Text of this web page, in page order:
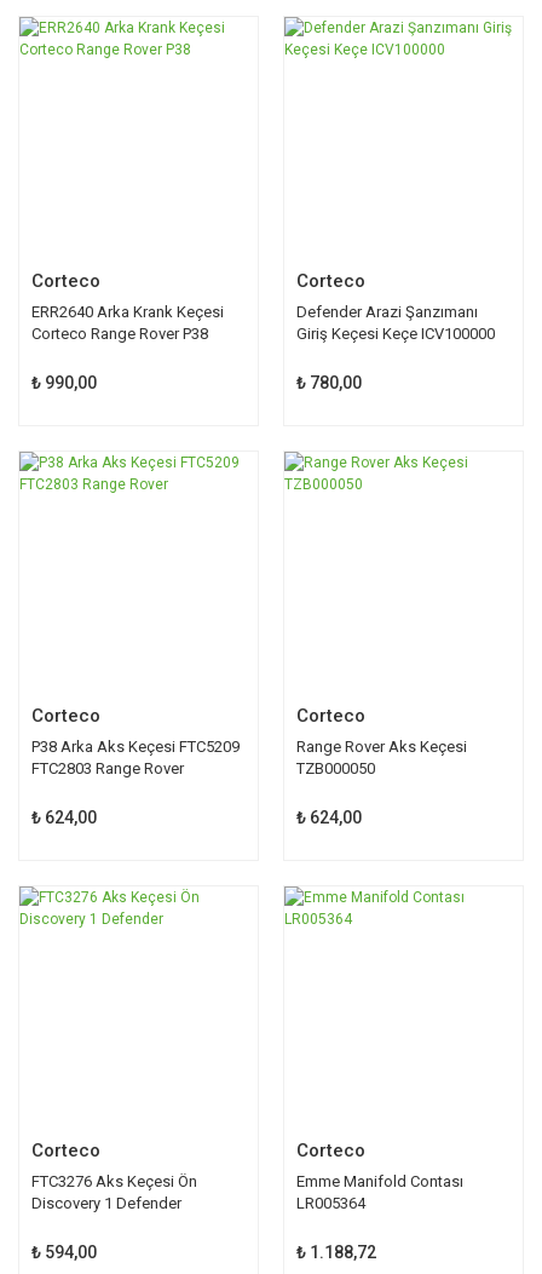
Corteco
ERR2640 Arka Krank Keçesi
Corteco Range Rover P38
₺ 990,00
Corteco
Defender Arazi Şanzımanı
Giriş Keçesi Keçe ICV100000
₺ 780,00
Corteco
P38 Arka Aks Keçesi FTC5209
FTC2803 Range Rover
₺ 624,00
Corteco
Range Rover Aks Keçesi
TZB000050
₺ 624,00
Corteco
FTC3276 Aks Keçesi Ön
Discovery 1 Defender
₺ 594,00
Corteco
Emme Manifold Contası
LR005364
₺ 1.188,72